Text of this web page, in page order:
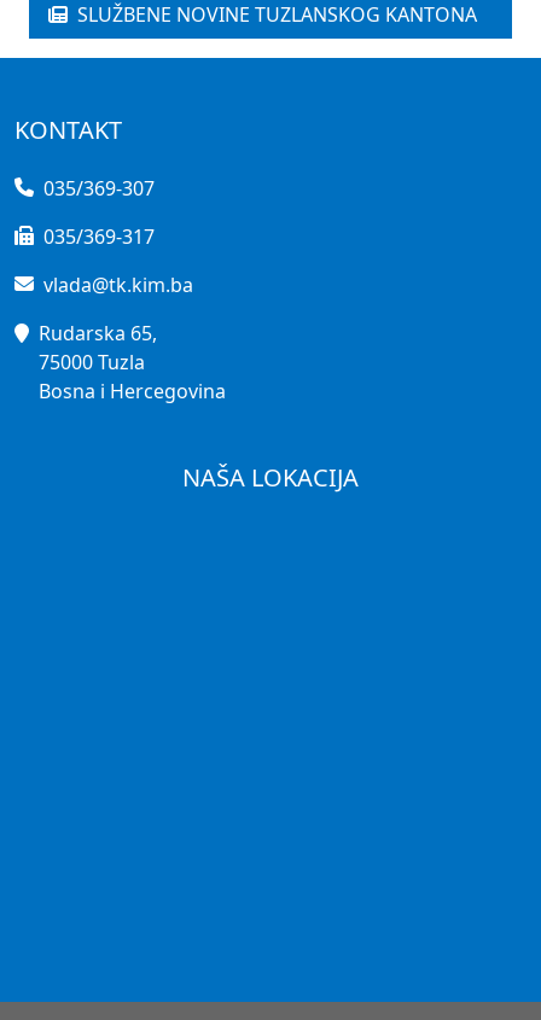
SLUŽBENE NOVINE TUZLANSKOG KANTONA
KONTAKT
035/369-307
035/369-317
vlada@tk.kim.ba
Rudarska 65,
75000 Tuzla
Bosna i Hercegovina
NAŠA LOKACIJA